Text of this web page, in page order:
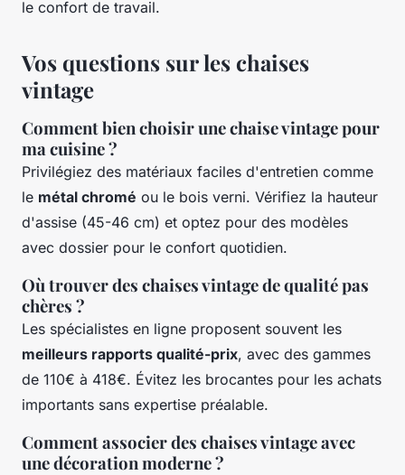
le confort de travail.
Vos questions sur les chaises
vintage
Comment bien choisir une chaise vintage pour
ma cuisine ?
Privilégiez des matériaux faciles d'entretien comme
le métal chromé ou le bois verni. Vérifiez la hauteur
d'assise (45-46 cm) et optez pour des modèles
avec dossier pour le confort quotidien.
Où trouver des chaises vintage de qualité pas
chères ?
Les spécialistes en ligne proposent souvent les
meilleurs rapports qualité-prix, avec des gammes
de 110€ à 418€. Évitez les brocantes pour les achats
importants sans expertise préalable.
Comment associer des chaises vintage avec
une décoration moderne ?